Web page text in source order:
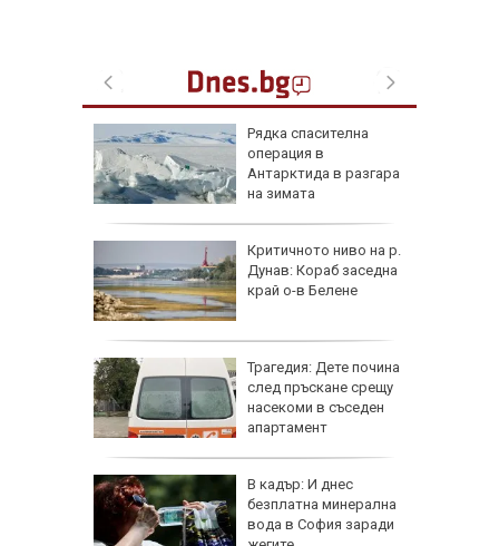
Рядка спасителна
операция в
Антарктида в разгара
на зимата
Критичното ниво на р.
Дунав: Кораб заседна
край о-в Белене
Трагедия: Дете почина
след пръскане срещу
насекоми в съседен
апартамент
В кадър: И днес
безплатна минерална
вода в София заради